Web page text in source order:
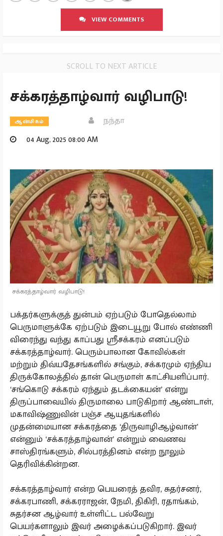
VIEW COMMENTS
SCROLL TO NEXT ARTICLE
சக்கரத்தாழ்வார் வழிபாடு!
ஆன்மிகம்
நந்தா
04 Aug, 2025 08:00 AM
சக்கரத்தாழ்வார் வழிபாடு!
பக்தர்களுக்குத் துன்பம் ஏற்படும் போதெல்லாம்
பெருமாளுக்கே ஏற்படும் இடையூறு போல் எண்ணி
விரைந்து வந்து காப்பது ஸ்ரீசக்கரம் எனப்படும்
சக்கரத்தாழ்வார். பெரும்பாலான கோவில்கள்
மற்றும் திவ்யதேசங்களில் சங்கும், சக்கரமும் ஏந்திய
திருக்கோலத்தில் தான் பெருமாள் காட்சியளிப்பார்.
‘சங்கொடு சக்கரம் ஏந்தும் தடக்கையன்’ என்று
திருப்பாவையில் திருமாலை பாடுகிறார் ஆண்டாள்,
மகாவிஷ்ணுவின் பஞ்ச ஆயுதங்களில்
முதன்மையான சக்கரத்தை ‘திருவாழிஆழ்வான்’
என்னும் ‘சக்கரத்தாழ்வான்’ என்றும் வைணவ
சாஸ்திரங்களும், சில்பரத்தினம் என்ற நூலும்
தெரிவிக்கின்றன.
சக்கரத்தாழ்வார் என்ற பெயரைத் தவிர, சுதர்சனர்,
சக்கரபாணி, சக்கரராஜன், நேமி, திகிரி, ரதாங்கம்,
சுதர்சன ஆழ்வார் உள்ளிட்ட பல்வேறு
பெயர்களாலும் இவர் அழைக்கப்படுகிறார். இவர்